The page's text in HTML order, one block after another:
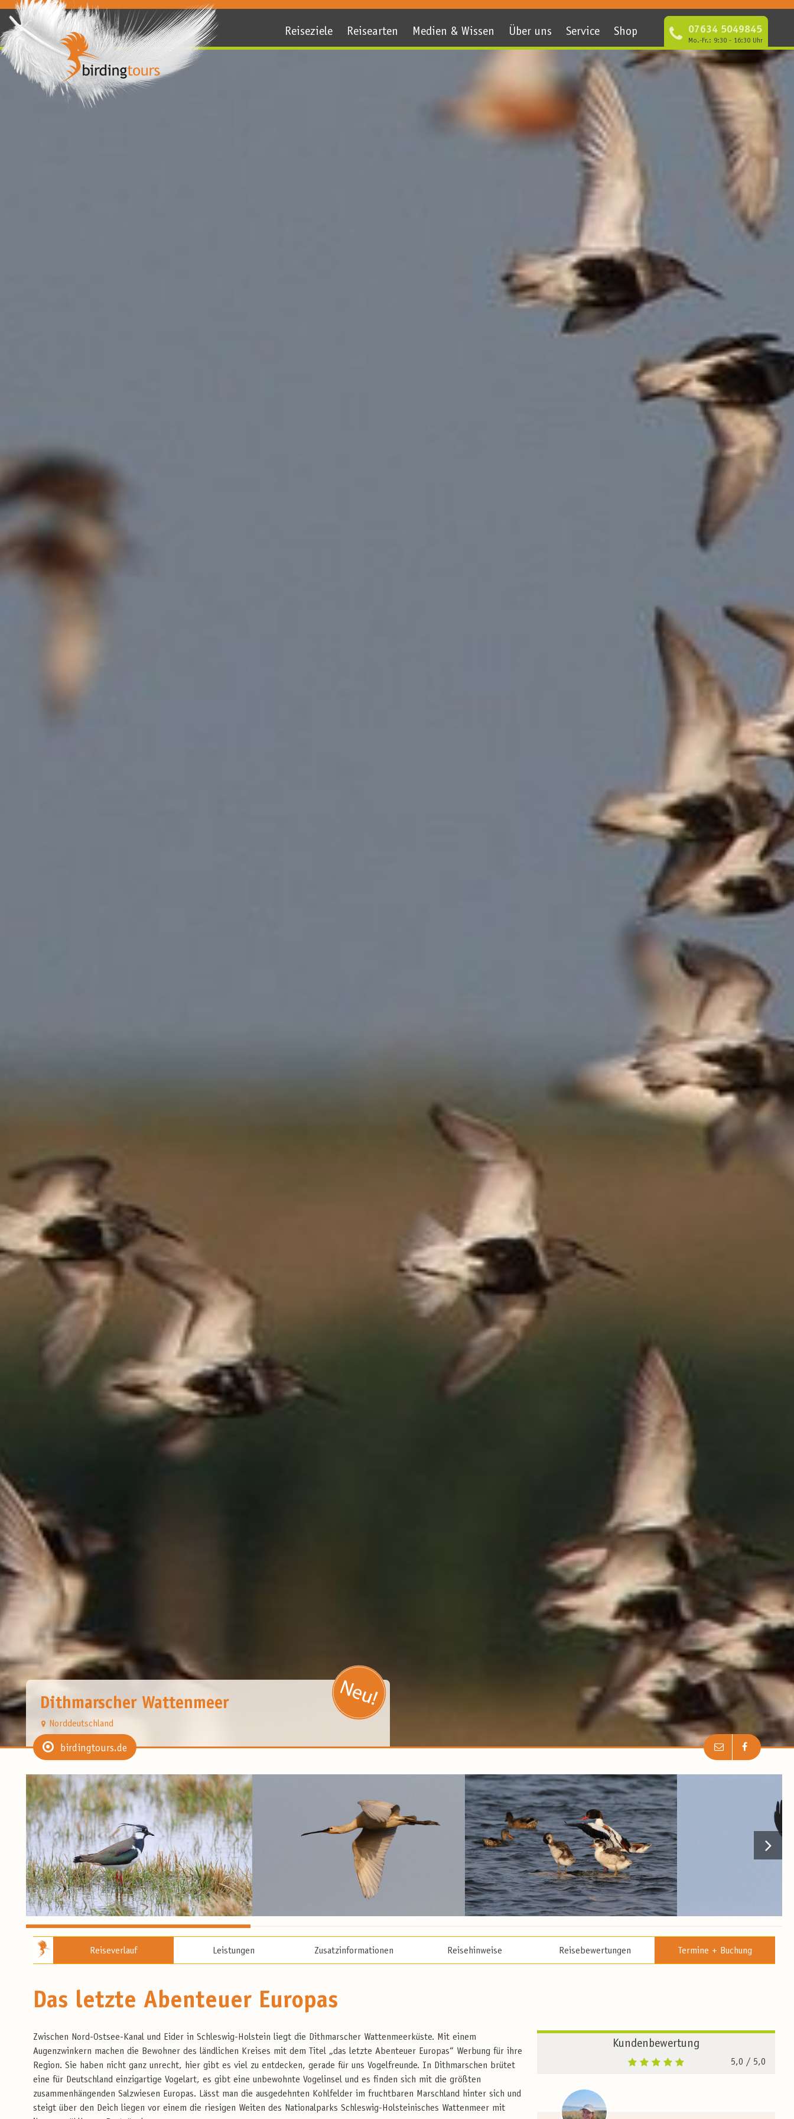
Reiseziele Reisearten Medien & Wissen Über uns Service Shop 07634 5049845
Mo.-Fr.: 9:30 - 16:30 Uhr
Dithmarscher Wattenmeer
Norddeutschland
birdingtours.de
Reiseverlauf Leistungen Zusatzinformationen Reisehinweise Reisebewertungen Termine + Buchung
Das letzte Abenteuer Europas
Zwischen Nord-Ostsee-Kanal und Eider in Schleswig-Holstein liegt die Dithmarscher Wattenmeerküste. Mit einem
Augenzwinkern machen die Bewohner des ländlichen Kreises mit dem Titel „das letzte Abenteuer Europas“ Werbung für ihre
Region. Sie haben nicht ganz unrecht, hier gibt es viel zu entdecken, gerade für uns Vogelfreunde. In Dithmarschen brütet
eine für Deutschland einzigartige Vogelart, es gibt eine unbewohnte Vogelinsel und es finden sich mit die größten
zusammenhängenden Salzwiesen Europas. Lässt man die ausgedehnten Kohlfelder im fruchtbaren Marschland hinter sich und
steigt über den Deich liegen vor einem die riesigen Weiten des Nationalparks Schleswig-Holsteinisches Wattenmeer mit
Kundenbewertung
5,0 / 5,0